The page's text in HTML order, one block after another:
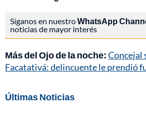
Síganos en nuestroWhatsApp
noticias de mayor interés
Más del Ojo de la noche:Concejal
Facatativá: delincuente le prendió
Últimas Noticias